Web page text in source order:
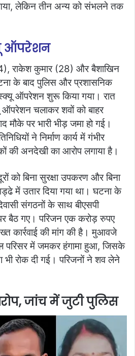
लेकिन तीन अन्य को संभलने तक
ऑपरेशन
राकेश कुमार (28) और बैशाखिन
के बाद पुलिस और प्रशासनिक
ऑपरेशन शुरू किया गया। रात
चलाकर शवों को बाहर
मौके पर भारी भीड़ जमा हो गई।
ने निर्माण कार्य में गंभीर
की अनदेखी का आरोप लगाया है।
को बिना सुरक्षा उपकरण और बिना
में उतार दिया गया था। घटना के
संगठनों के साथ बीएसपी
बैठ गए। परिजन एक करोड़ रुपए
कार्रवाई की मांग की है। मुआवजे
परिसर में जमकर हंगामा हुआ, जिसके
भी रोक दी गई। परिजनों ने शव लेने
जांच में जुटी पुलिस